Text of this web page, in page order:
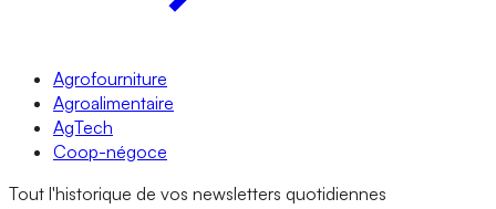
Agrofourniture
Agroalimentaire
AgTech
Coop-négoce
Tout l'historique de vos newsletters quotidiennes